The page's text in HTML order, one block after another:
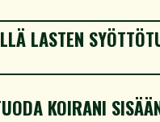
LASTEN
KOIRANI